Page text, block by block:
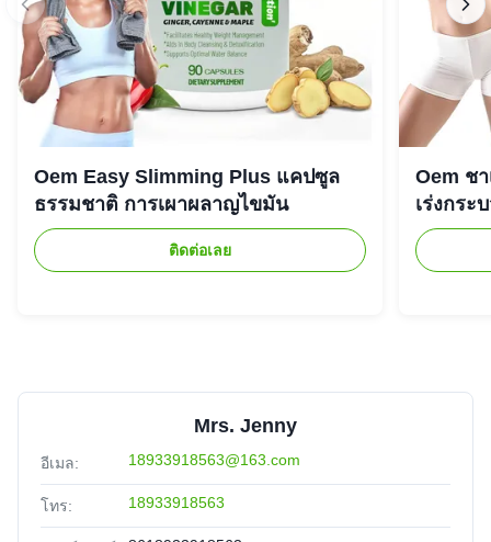
Oem Easy Slimming Plus แคปซูล
ธรรมชาติ การเผาผลาญไขมัน
ติดต่อเลย
Oem ช
เร่งกระ
Mrs. Jenny
อีเมล: 18933918563@163.com
โทร: 18933918563